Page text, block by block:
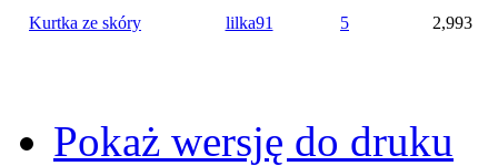
Kurtka ze skóry lilka91 5 2,993
Pokaż wersję do druku